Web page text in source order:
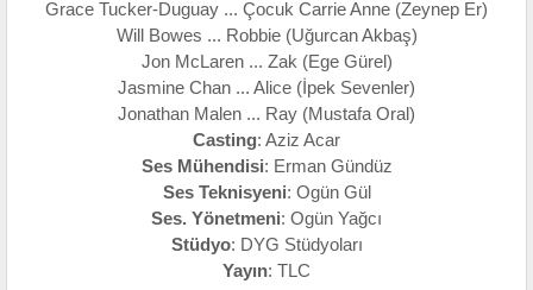
Grace Tucker-Duguay ... Çocuk Carrie Anne (Zeynep Er)
Will Bowes ... Robbie (Uğurcan Akbaş)
Jon McLaren ... Zak (Ege Gürel)
Jasmine Chan ... Alice (İpek Sevenler)
Jonathan Malen ... Ray (Mustafa Oral)
Casting: Aziz Acar
Ses Mühendisi: Erman Gündüz
Ses Teknisyeni: Ogün Gül
Ses. Yönetmeni: Ogün Yağcı
Stüdyo: DYG Stüdyoları
Yayın: TLC